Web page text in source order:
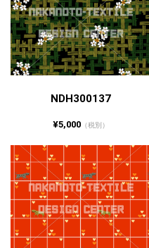
NDH300137
¥5,000 （税別）